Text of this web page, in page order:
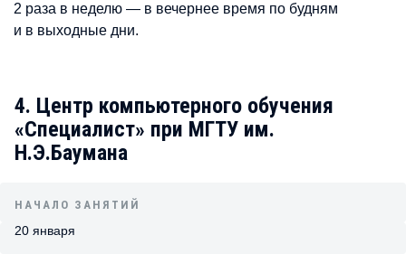
2 раза в неделю — в вечернее время по будням
и в выходные дни.
4. Центр компьютерного обучения
«Специалист» при МГТУ им.
Н.Э.Баумана
НАЧАЛО ЗАНЯТИЙ
20 января